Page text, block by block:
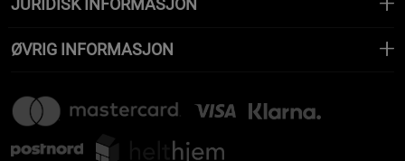
ØVRIG INFORMASJON